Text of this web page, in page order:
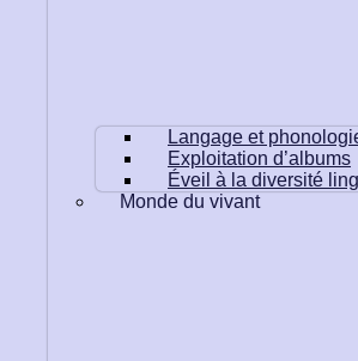
Langage et
Exploitation d’albums
Éveil à la diversité
Monde du vivant